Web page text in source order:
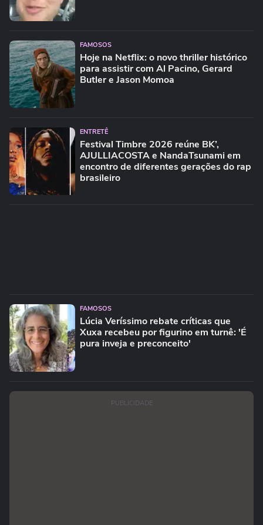
FAMOSOS
Hoje na Netflix: o novo thriller histórico
para assistir com Al Pacino, Gerard
Butler e Jason Momoa
ENTRETÊ
Festival Timbre 2026 reúne BK’,
AJULLIACOSTA e NandaTsunami em
encontro de diferentes gerações do rap
brasileiro
FAMOSOS
Lúcia Veríssimo rebate críticas que
Xuxa recebeu por figurino em turnê: 'É
pura inveja e preconceito'
PUBLICIDADE